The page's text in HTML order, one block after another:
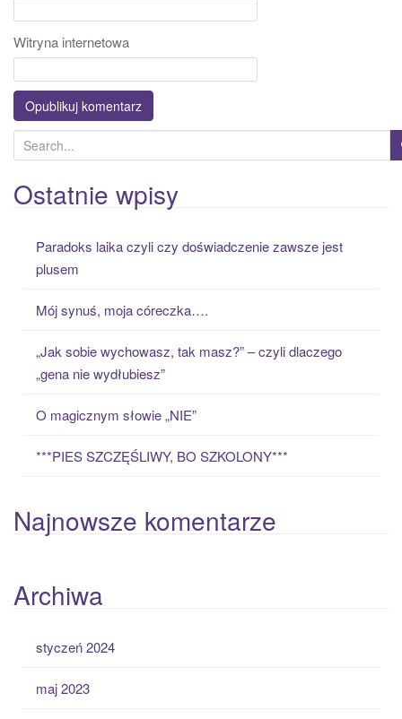
Witryna internetowa
e
a
r
Ostatnie wpisy
Paradoks laika czyli czy doświadczenie zawsze jest
plusem
Mój synuś, moja córeczka….
„Jak sobie wychowasz, tak masz?” – czyli dlaczego
„gena nie wydłubiesz”
O magicznym słowie „NIE”
***PIES SZCZĘŚLIWY, BO SZKOLONY***
Najnowsze komentarze
Archiwa
styczeń 2024
maj 2023